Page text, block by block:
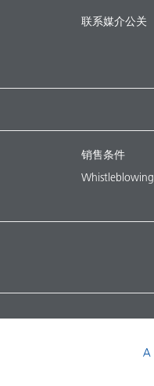
联系媒介公关
销售条件
Whistleblowing